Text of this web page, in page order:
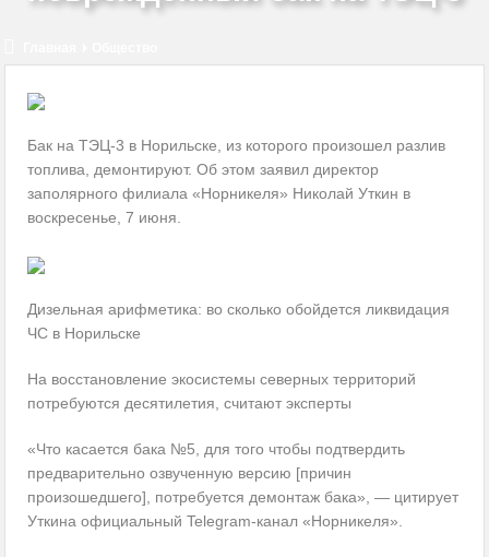
КМW вновь на службе нацистов
Оппозиция Байдену сплачивает ряды и консолидируется
2024-й: год восстановления или нестабильности?
Бак на ТЭЦ-3 в Норильске, из которого произошел разлив
топлива, демонтируют. Об этом заявил директор
заполярного филиала «Норникеля» Николай Уткин в
воскресенье, 7 июня.
Дизельная арифметика: во сколько обойдется ликвидация
ЧС в Норильске
На восстановление экосистемы северных территорий
потребуются десятилетия, считают эксперты
«Что касается бака №5, для того чтобы подтвердить
предварительно озвученную версию [причин
произошедшего], потребуется демонтаж бака», — цитирует
Уткина официальный Telegram-канал «Норникеля».